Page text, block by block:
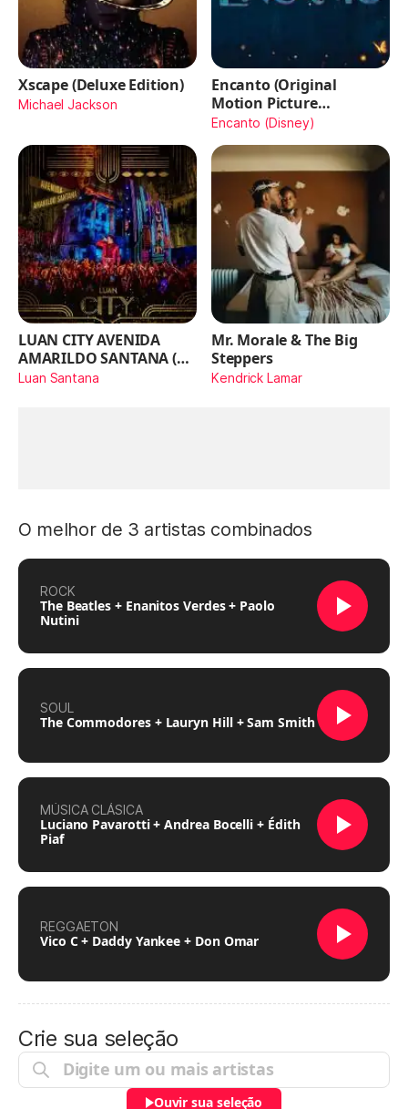
Xscape (Deluxe Edition)
Michael Jackson
Encanto (Original
Motion Picture
Soundtrack)
Encanto (Disney)
LUAN CITY AVENIDA
AMARILDO SANTANA (Ao
Vivo)
Luan Santana
Mr. Morale & The Big
Steppers
Kendrick Lamar
O melhor de 3 artistas combinados
ROCK
The Beatles + Enanitos Verdes + Paolo
Nutini
SOUL
The Commodores + Lauryn Hill + Sam Smith
MÚSICA CLÁSICA
Luciano Pavarotti + Andrea Bocelli + Édith
Piaf
REGGAETON
Vico C + Daddy Yankee + Don Omar
Crie sua seleção
Ouvir sua seleção